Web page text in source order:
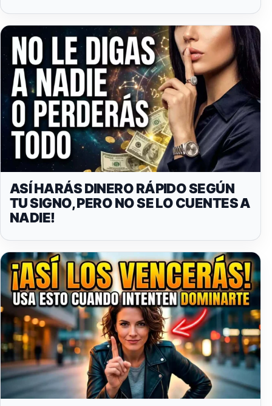
ASÍ HARÁS DINERO RÁPIDO SEGÚN
TU SIGNO, PERO NO SE LO CUENTES A
NADIE!